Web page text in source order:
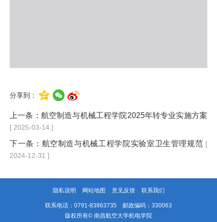
分享到：
上一条： 航空制造与机械工程学院2025年转专业实施方案
[ 2025-03-14 ]
下一条： 航空制造与机械工程学院实验室卫生管理规范 [
2024-12-31 ]
隐私说明 网站地图 意见反馈 联系我们
联系电话：0791-83863735 邮政编码：330063
版权所有© 南昌航空大学机电学院